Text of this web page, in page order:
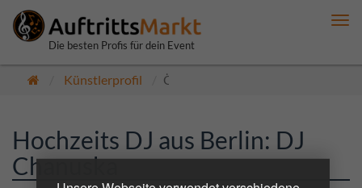
Die besten Profis für dein Event
Künstlerprofil Öffentlich
Hochzeits DJ aus Berlin: DJ
Chanuska